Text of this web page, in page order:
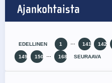
Ajankohtaista
EDELLINEN 1 141 142
149 150 168 SEURAAVA